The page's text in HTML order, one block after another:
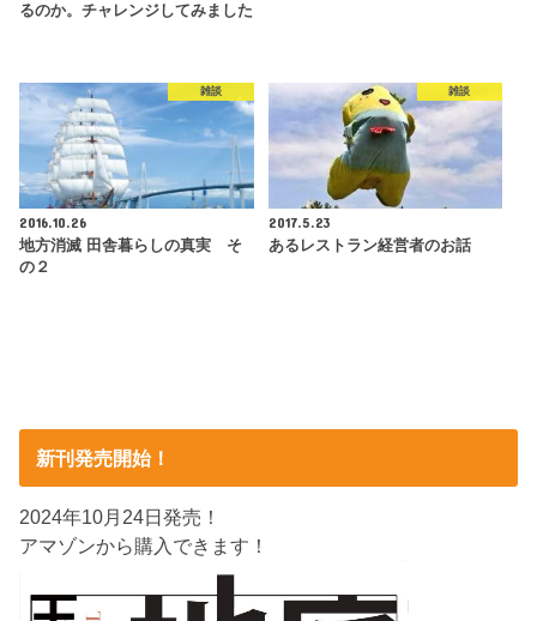
るのか。チャレンジしてみました
雑談
2016.10.26
地方消滅 田舎暮らしの真実 そ
の２
雑談
2017.5.23
あるレストラン経営者のお話
新刊発売開始！
2024年10月24日発売！
アマゾンから購入できます！